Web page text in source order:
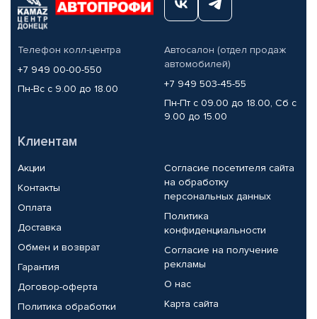
Телефон колл-центра
+7 949 00-00-550
Пн-Вс с 9.00 до 18.00
Автосалон (отдел продаж
автомобилей)
+7 949 503-45-55
Пн-Пт с 09.00 до 18.00, Сб с
9.00 до 15.00
Клиентам
Акции
Контакты
Оплата
Доставка
Обмен и возврат
Гарантия
Договор-оферта
Политика обработки
Согласие посетителя сайта
на обработку
персональных данных
Политика
конфиденциальности
Согласие на получение
рекламы
О нас
Карта сайта